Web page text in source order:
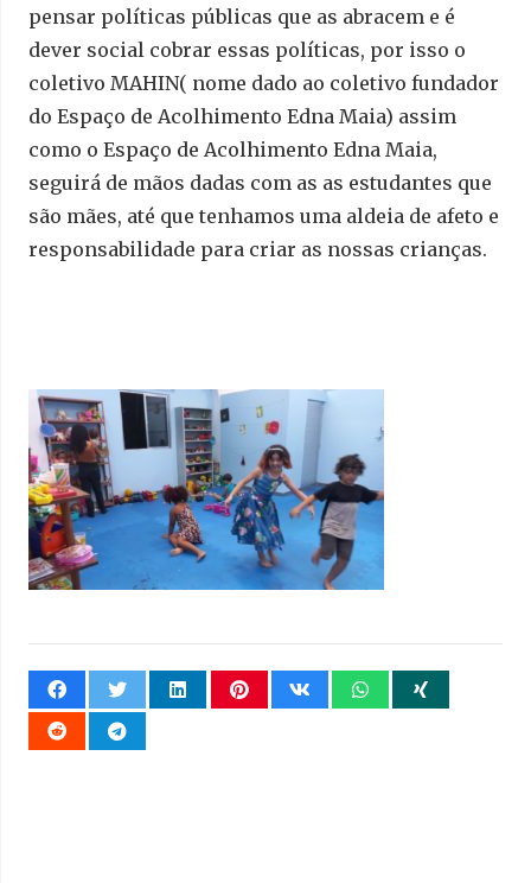
pensar políticas públicas que as abracem e é
dever social cobrar essas políticas, por isso o
coletivo MAHIN( nome dado ao coletivo fundador
do Espaço de Acolhimento Edna Maia) assim
como o Espaço de Acolhimento Edna Maia,
seguirá de mãos dadas com as as estudantes que
são mães, até que tenhamos uma aldeia de afeto e
responsabilidade para criar as nossas crianças.